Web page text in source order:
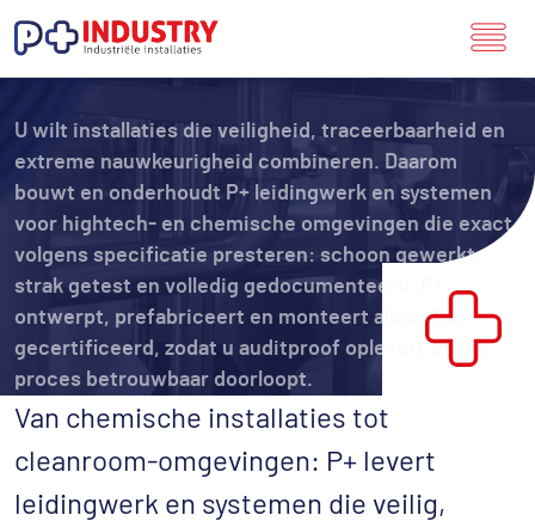
Hightech & Chemie
U wilt installaties die veiligheid, traceerbaarheid en
extreme nauwkeurigheid combineren. Daarom
bouwt en onderhoudt P+ leidingwerk en systemen
voor hightech- en chemische omgevingen die exact
volgens specificatie presteren: schoon gewerkt,
strak getest en volledig gedocumenteerd. P+
ontwerpt, prefabriceert en monteert alles VCA-
gecertificeerd, zodat u auditproof oplevert en uw
proces betrouwbaar doorloopt.
Van chemische installaties tot
cleanroom-omgevingen: P+ levert
leidingwerk en systemen die veilig,